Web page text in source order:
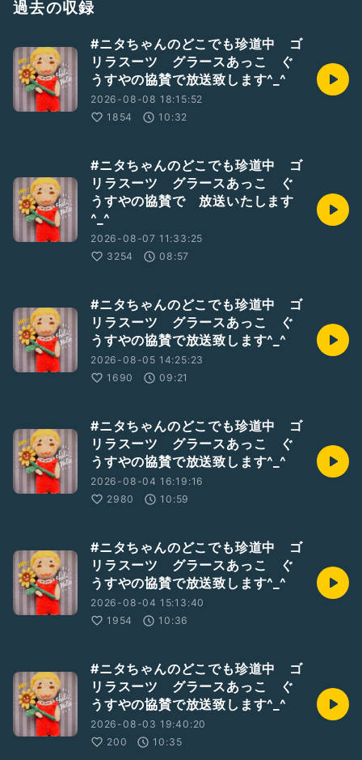
過去の収録
#ニタちゃんのどこでも珍道中 ゴ
リラスーツ グラースあっこ ぐ
うすやの協賛で放送致します^_^
2026-08-08 18:15:52
1854
10:32
#ニタちゃんのどこでも珍道中 ゴ
リラスーツ グラースあっこ ぐ
うすやの協賛で 放送いたします
^_^
2026-08-07 11:33:25
3254
08:57
#ニタちゃんのどこでも珍道中 ゴ
リラスーツ グラースあっこ ぐ
うすやの協賛で放送致します^_^
2026-08-05 14:25:23
1690
09:21
#ニタちゃんのどこでも珍道中 ゴ
リラスーツ グラースあっこ ぐ
うすやの協賛で放送致します^_^
2026-08-04 16:19:16
2980
10:59
#ニタちゃんのどこでも珍道中 ゴ
リラスーツ グラースあっこ ぐ
うすやの協賛で放送致します^_^
2026-08-04 15:13:40
1954
10:36
#ニタちゃんのどこでも珍道中 ゴ
リラスーツ グラースあっこ ぐ
うすやの協賛で放送致します^_^
2026-08-03 19:40:20
200
10:35